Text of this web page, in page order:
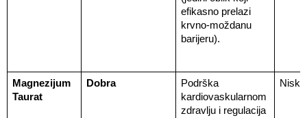
efikasno prelazi
krvno-moždanu
barijeru).
Magnezijum
Taurat
Dobra
Podrška
kardiovaskularnom
zdravlju i regulacija